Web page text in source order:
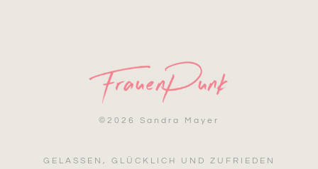
© 2026 Sandra Mayer
GELASSEN, GLÜCKLICH UND ZUFRIEDEN